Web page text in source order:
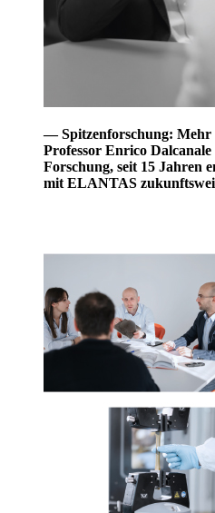
— Spitzenforschung: Mehr
Professor Enrico
Forschung, seit 15 Jahren
mit ELANTAS